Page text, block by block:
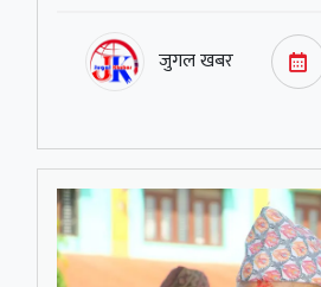
जुगल खबर